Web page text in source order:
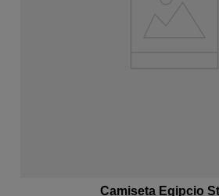
Camiseta Egipcio